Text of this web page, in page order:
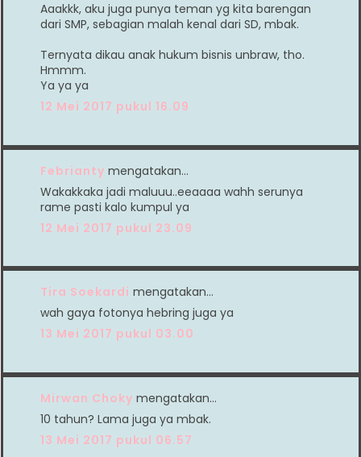
Aaakkk, aku juga punya teman yg kita barengan
dari SMP, sebagian malah kenal dari SD, mbak.
Ternyata dikau anak hukum bisnis unbraw, tho.
Hmmm.
Ya ya ya
12 Mei 2017 pukul 16.09
Febrianty mengatakan…
Wakakkaka jadi maluuu..eeaaaa wahh serunya
rame pasti kalo kumpul ya
12 Mei 2017 pukul 23.09
Tira Soekardi mengatakan…
wah gaya fotonya hebring juga ya
13 Mei 2017 pukul 03.00
Mirwan Choky mengatakan…
10 tahun? Lama juga ya mbak.
13 Mei 2017 pukul 06.57